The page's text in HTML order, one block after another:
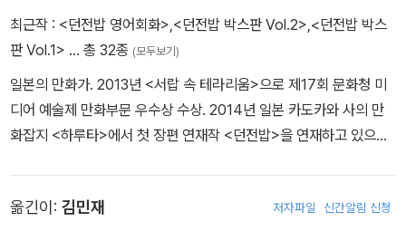
최근작 : <던전밥 영어회화>,<던전밥 박스판 Vol.2>,<던전밥 박스
판 Vol.1> … 총 32종 (모두보기)
일본의 만화가. 2013년 <서랍 속 테라리움>으로 제17회 문화청 미
디어 예술제 만화부문 우수상 수상. 2014년 일본 카도카와 사의 만
화잡지 <하루타>에서 첫 장편 연재작 <던전밥>을 연재하고 있으며,
다. 소재의 참신함과 매끄러운 스토리 전개, 안정적인 작화 연출과 독
옮긴이: 김민재 저자파일 신간알림 신청